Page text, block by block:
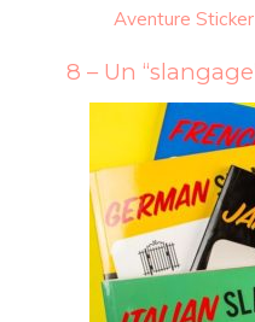
Aventure
8 – Un